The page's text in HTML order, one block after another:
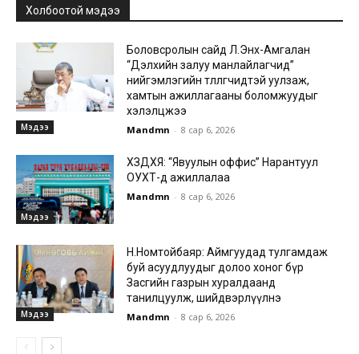
Холбоотой мэдээ
Мэдээ
Боловсролын сайд Л.Энх-Амгалан
“Дэлхийн залуу манлайлагчид”
нийгэмлэгийн төлөөлөгчидтэй уулзаж,
хамтын ажиллагааны боломжуудыг
хэлэлцжээ
Mandmn - 8 сар 6, 2026
Мэдээ
ХЗДХЯ: “Явуулын оффис” Нарантуул
ОУХТ-д ажиллалаа
Mandmn - 8 сар 6, 2026
Мэдээ
Н.Номтойбаяр: Аймгуудад тулгамдаж
буй асуудлуудыг долоо хоног бүр
Засгийн газрын хуралдаанд
танилцуулж, шийдвэрлүүлнэ
Mandmn - 8 сар 6, 2026